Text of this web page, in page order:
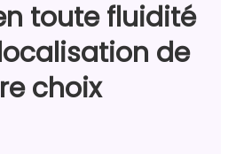
toute fluidité
de
choix